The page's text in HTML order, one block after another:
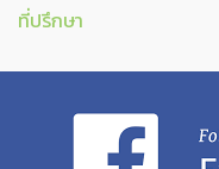
ที่ปรึกษา